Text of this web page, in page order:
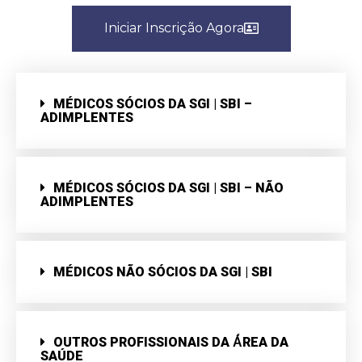
Iniciar Inscrição Agora
MÉDICOS SÓCIOS DA SGI | SBI –
ADIMPLENTES
MÉDICOS SÓCIOS DA SGI | SBI – NÃO
ADIMPLENTES
MÉDICOS NÃO SÓCIOS DA SGI | SBI
OUTROS PROFISSIONAIS DA Á́REA DA
SAÚDE